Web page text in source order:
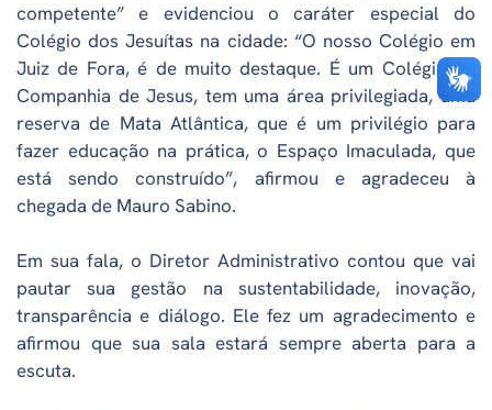
competente” e evidenciou o caráter especial do
Colégio dos Jesuítas na cidade: “O nosso Colégio em
Juiz de Fora, é de muito destaque. É um Colégio da
Companhia de Jesus, tem uma área privilegiada, uma
reserva de Mata Atlântica, que é um privilégio para
fazer educação na prática, o Espaço Imaculada, que
está sendo construído”, afirmou e agradeceu à
chegada de Mauro Sabino.
Em sua fala, o Diretor Administrativo contou que vai
pautar sua gestão na sustentabilidade, inovação,
transparência e diálogo. Ele fez um agradecimento e
afirmou que sua sala estará sempre aberta para a
escuta.